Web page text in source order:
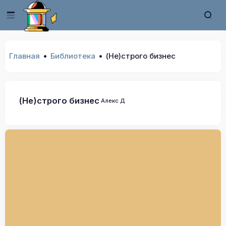
Главная Библиотека (Не)строго бизнес
(Не)строго бизнес Алекс Д